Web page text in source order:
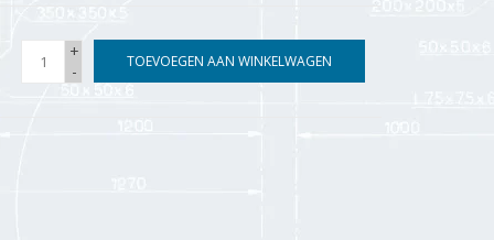
+
-
TOEVOEGEN AAN WINKELWAGEN